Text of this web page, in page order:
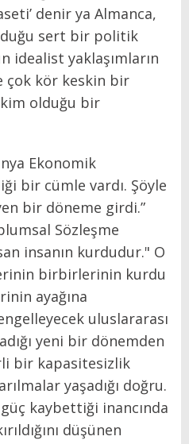
denir ya Almanca,
sert bir politik
idealist yaklaşımların
çok kör keskin bir
olduğu bir
Ekonomik
bir cümle vardı. Şöyle
bir döneme girdi.”
Sözleşme
insanın kurdudur." O
birbirlerinin kurdu
ayağına
uluslararası
yeni bir dönemden
bir kapasitesizlik
yaşadığı doğru.
kaybettiği inancında
düşünen